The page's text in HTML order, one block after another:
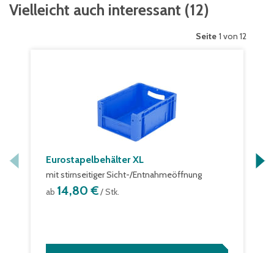
Vielleicht auch interessant (12)
Seite 1 von 12
Eurostapelbehälter XL
mit stirnseitiger Sicht-/Entnahmeöffnung
ab 14,80 €/ Stk.